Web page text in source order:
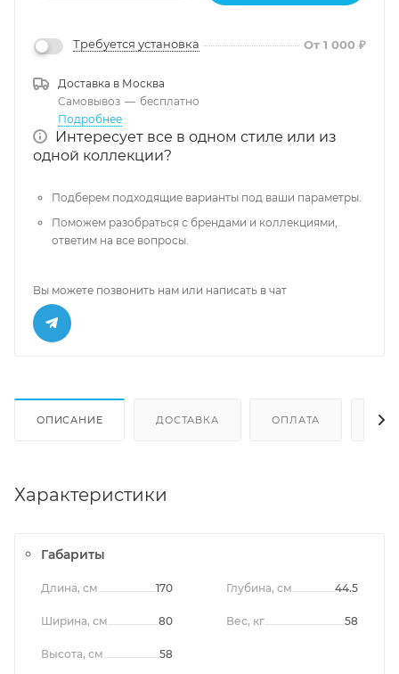
Требуется установка От 1 000 ₽
Доставка в Москва
Самовывоз — бесплатно
Подробнее
Интересует все в одном стиле или из
одной коллекции?
Подберем подходящие варианты под ваши параметры.
Поможем разобраться с брендами и коллекциями,
ответим на все вопросы.
Вы можете позвонить нам или написать в чат
ОПИСАНИЕ ДОСТАВКА ОПЛАТА
Характеристики
Габариты
Длина, см 170
Ширина, см 80
Высота, см 58
Глубина, см 44.5
Вес, кг 58